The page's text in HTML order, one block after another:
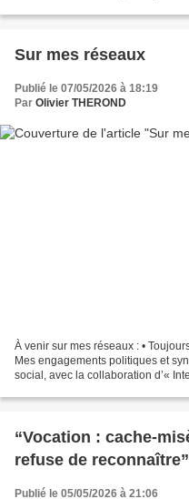
Sur mes réseaux
Publié le 07/05/2026 à 18:19
Par Olivier THEROND
À venir sur mes réseaux : •
Mes engagements politiques et
social, avec la collaboration d’«
“Vocation : cache-
refuse de reconnaître”
Publié le 05/05/2026 à 21:06